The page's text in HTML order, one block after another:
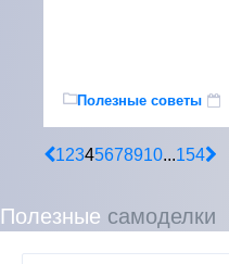
Полезные самоделки
Полезные советы
12345678910...154